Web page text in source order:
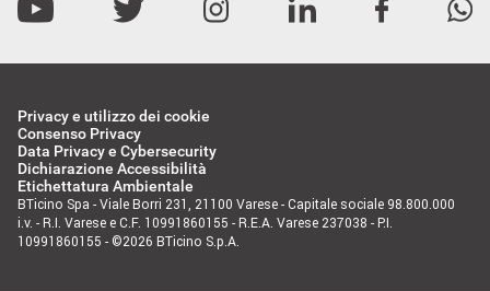
Privacy e utilizzo dei cookie
Consenso Privacy
Data Privacy e Cybersecurity
Dichiarazione Accessibilità
Etichettatura Ambientale
BTicino Spa - Viale Borri 231, 21100 Varese - Capitale sociale 98.800.000
i.v. - R.I. Varese e C.F. 10991860155 - R.E.A. Varese 237038 - P.I.
10991860155 - ©2026 BTicino S.p.A.